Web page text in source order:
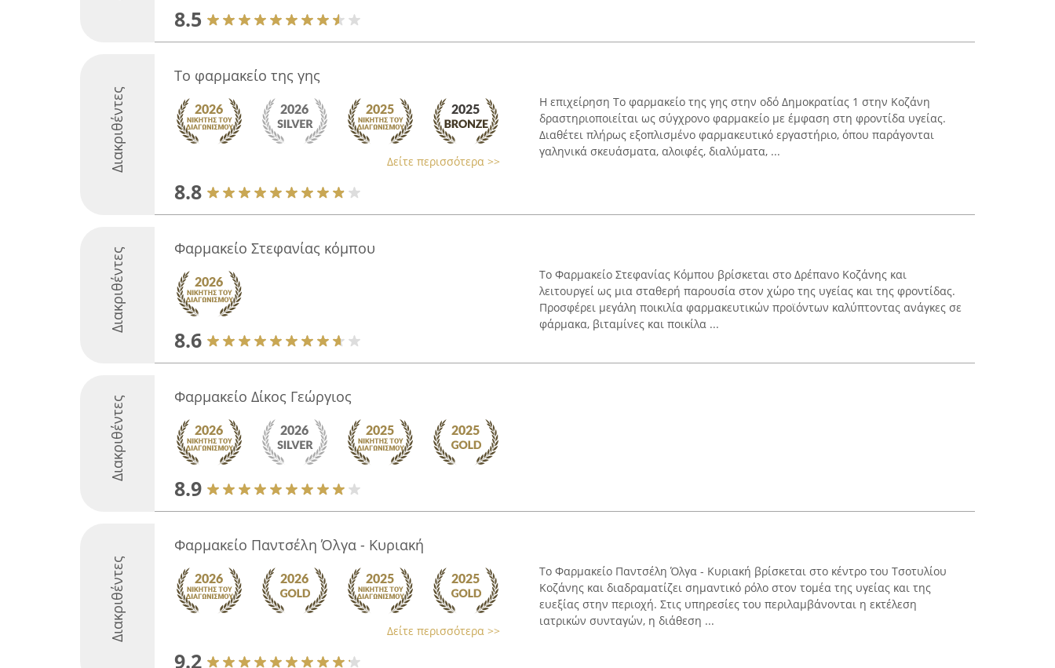
8.5
Διακριθέντες
Το φαρμακείο της γης
Δείτε περισσότερα >>
8.8
Η επιχείρηση Το φαρμακείο της γης στην οδό Δημοκρατίας 1 στην Κοζάνη
δραστηριοποιείται ως σύγχρονο φαρμακείο με έμφαση στη φροντίδα υγείας.
Διαθέτει πλήρως εξοπλισμένο φαρμακευτικό εργαστήριο, όπου παράγονται
γαληνικά σκευάσματα, αλοιφές, διαλύματα, ...
Διακριθέντες Φαρμακείο Στεφανίας κόμπου
8.6
Το Φαρμακείο Στεφανίας Κόμπου βρίσκεται στο Δρέπανο Κοζάνης και
λειτουργεί ως μια σταθερή παρουσία στον χώρο της υγείας και της φροντίδας.
Προσφέρει μεγάλη ποικιλία φαρμακευτικών προϊόντων καλύπτοντας ανάγκες σε
φάρμακα, βιταμίνες και ποικίλα ...
Διακριθέντες Φαρμακείο Δίκος Γεώργιος
8.9
Διακριθέντες
Φαρμακείο Παντσέλη Όλγα - Κυριακή
Δείτε περισσότερα >>
9.2
Το Φαρμακείο Παντσέλη Όλγα - Κυριακή βρίσκεται στο κέντρο του Τσοτυλίου
Κοζάνης και διαδραματίζει σημαντικό ρόλο στον τομέα της υγείας και της
ευεξίας στην περιοχή. Στις υπηρεσίες του περιλαμβάνονται η εκτέλεση
ιατρικών συνταγών, η διάθεση ...